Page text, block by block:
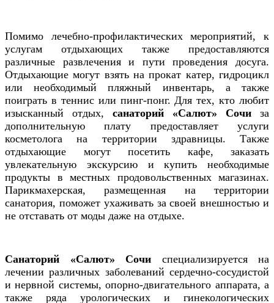
Помимо лечебно-профилактических мероприятий, к
услугам отдыхающих также предоставляются
различные развлечения и пути проведения досуга.
Отдыхающие могут взять на прокат катер, гидроцикл
или необходимый пляжный инвентарь, а также
поиграть в теннис или пинг-понг. Для тех, кто любит
изысканный отдых, санаторий «Салют» Сочи за
дополнительную плату предоставляет услуги
косметолога на территории здравницы. Также
отдыхающие могут посетить кафе, заказать
увлекательную экскурсию и купить необходимые
продукты в местных продовольственных магазинах.
Парикмахерская, размещенная на территории
санатория, поможет ухаживать за своей внешностью и
не отставать от моды даже на отдыхе.
Санаторий «Салют» Сочи специализируется на
лечении различных заболеваний сердечно-сосудистой
и нервной системы, опорно-двигательного аппарата, а
также ряда урологических и гинекологических